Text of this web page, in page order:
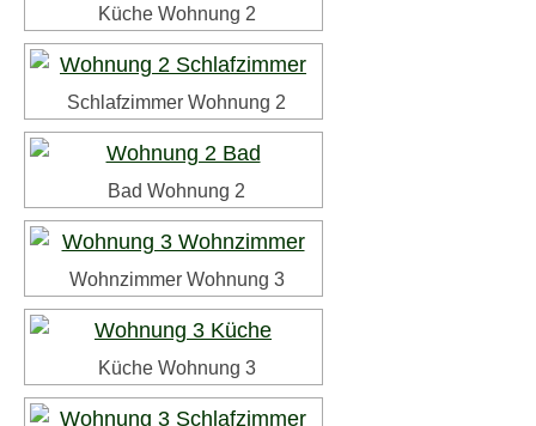
Küche Wohnung 2
Schlafzimmer Wohnung 2
Bad Wohnung 2
Wohnzimmer Wohnung 3
Küche Wohnung 3